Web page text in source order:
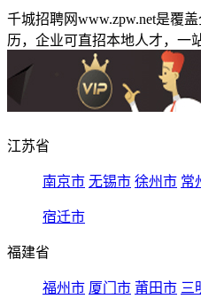
千城招聘网www.zpw.net是覆
历，企业可直招本地人才，一
江苏省
南京市 无锡市 徐州市 常
宿迁市
福建省
福州市 厦门市 莆田市 三